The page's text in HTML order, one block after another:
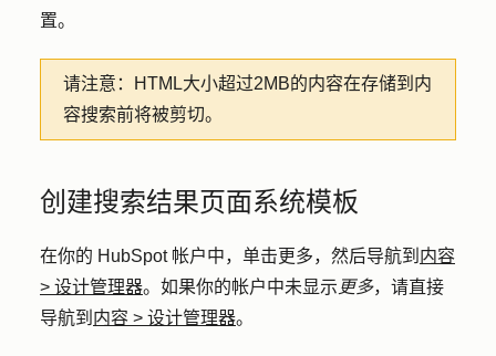
置。
请注意：
HTML大小超过2MB的内容在存储到内
容搜索前将被剪切。
创建搜索结果页面系统模板
在你的 HubSpot 帐户中，单击更多，然后导航到 内容
> 设计管理器。如果你的帐户中未显示 更多，请直接
导航到 内容 > 设计管理器。